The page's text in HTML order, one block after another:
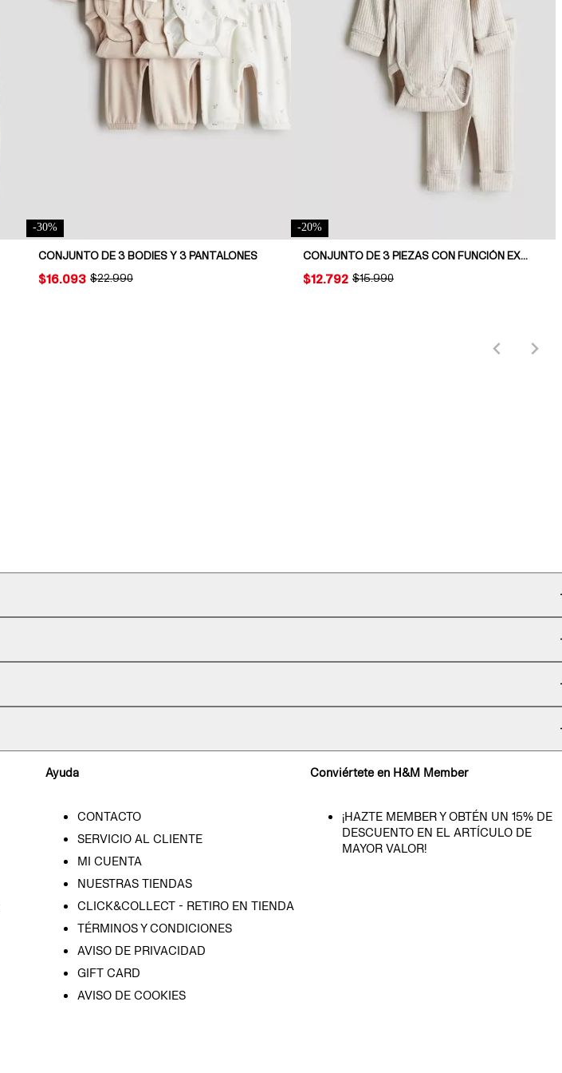
-30%
CONJUNTO DE 3 BODIES Y 3 PANTALONES
ORIGINAL PRICE:
$22.990
PRICE:
$16.093
-20%
CONJUNTO DE 3 PIEZAS CON FUNCIÓN EXTENSIBLE
ORIGINAL PRICE:
$15.990
PRICE:
$12.792
Ayuda
CONTACTO
SERVICIO AL CLIENTE
MI CUENTA
NUESTRAS TIENDAS
CLICK&COLLECT - RETIRO EN TIENDA
TÉRMINOS Y CONDICIONES
AVISO DE PRIVACIDAD
GIFT CARD
AVISO DE COOKIES
Conviértete en H&M Member
¡HAZTE MEMBER Y OBTÉN UN 15% DE
DESCUENTO EN EL ARTÍCULO DE
MAYOR VALOR!